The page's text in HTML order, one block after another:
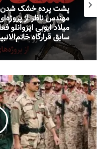
میلاد ایوبی
سابق قرارگاه